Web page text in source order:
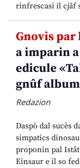
rinfrescasi il cjâf
Gnovis par
a imparin
edicule
gnûf
Redazion
Daspò dal sucès
simpatics
proponin pal
Einsaur e il so